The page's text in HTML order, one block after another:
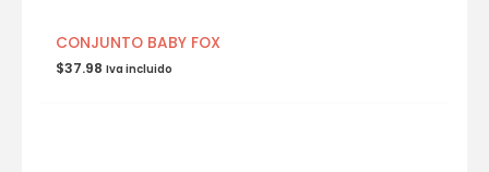
CONJUNTO BABY FOX
$37.98 Iva incluido